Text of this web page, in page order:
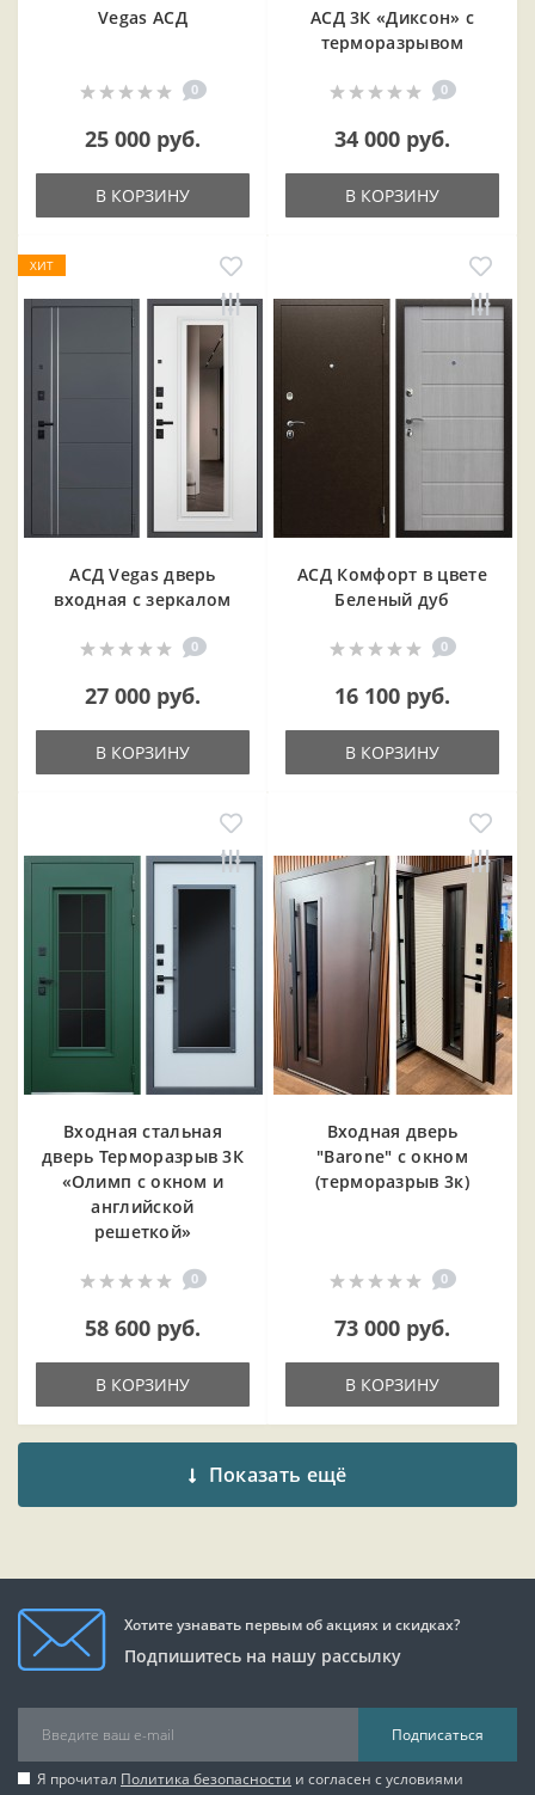
Vegas АСД
0
25 000 руб.
В КОРЗИНУ
АСД 3К «Диксон» с
терморазрывом
0
34 000 руб.
В КОРЗИНУ
ХИТ
АСД Vegas дверь
входная с зеркалом
0
27 000 руб.
В КОРЗИНУ
АСД Комфорт в цвете
Беленый дуб
0
16 100 руб.
В КОРЗИНУ
Входная cтальная
дверь Терморазрыв 3К
«Олимп с окном и
английской
решеткой»
0
58 600 руб.
В КОРЗИНУ
Входная дверь
"Barone" с окном
(терморазрыв 3к)
0
73 000 руб.
В КОРЗИНУ
Показать ещё
Хотите узнавать первым об акциях и скидках?
Подпишитесь на нашу рассылку
Подписаться
Я прочитал Политика безопасности и согласен с условиями